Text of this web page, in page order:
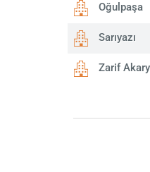
Oğulpaşa
Sarıyazı
Zarif